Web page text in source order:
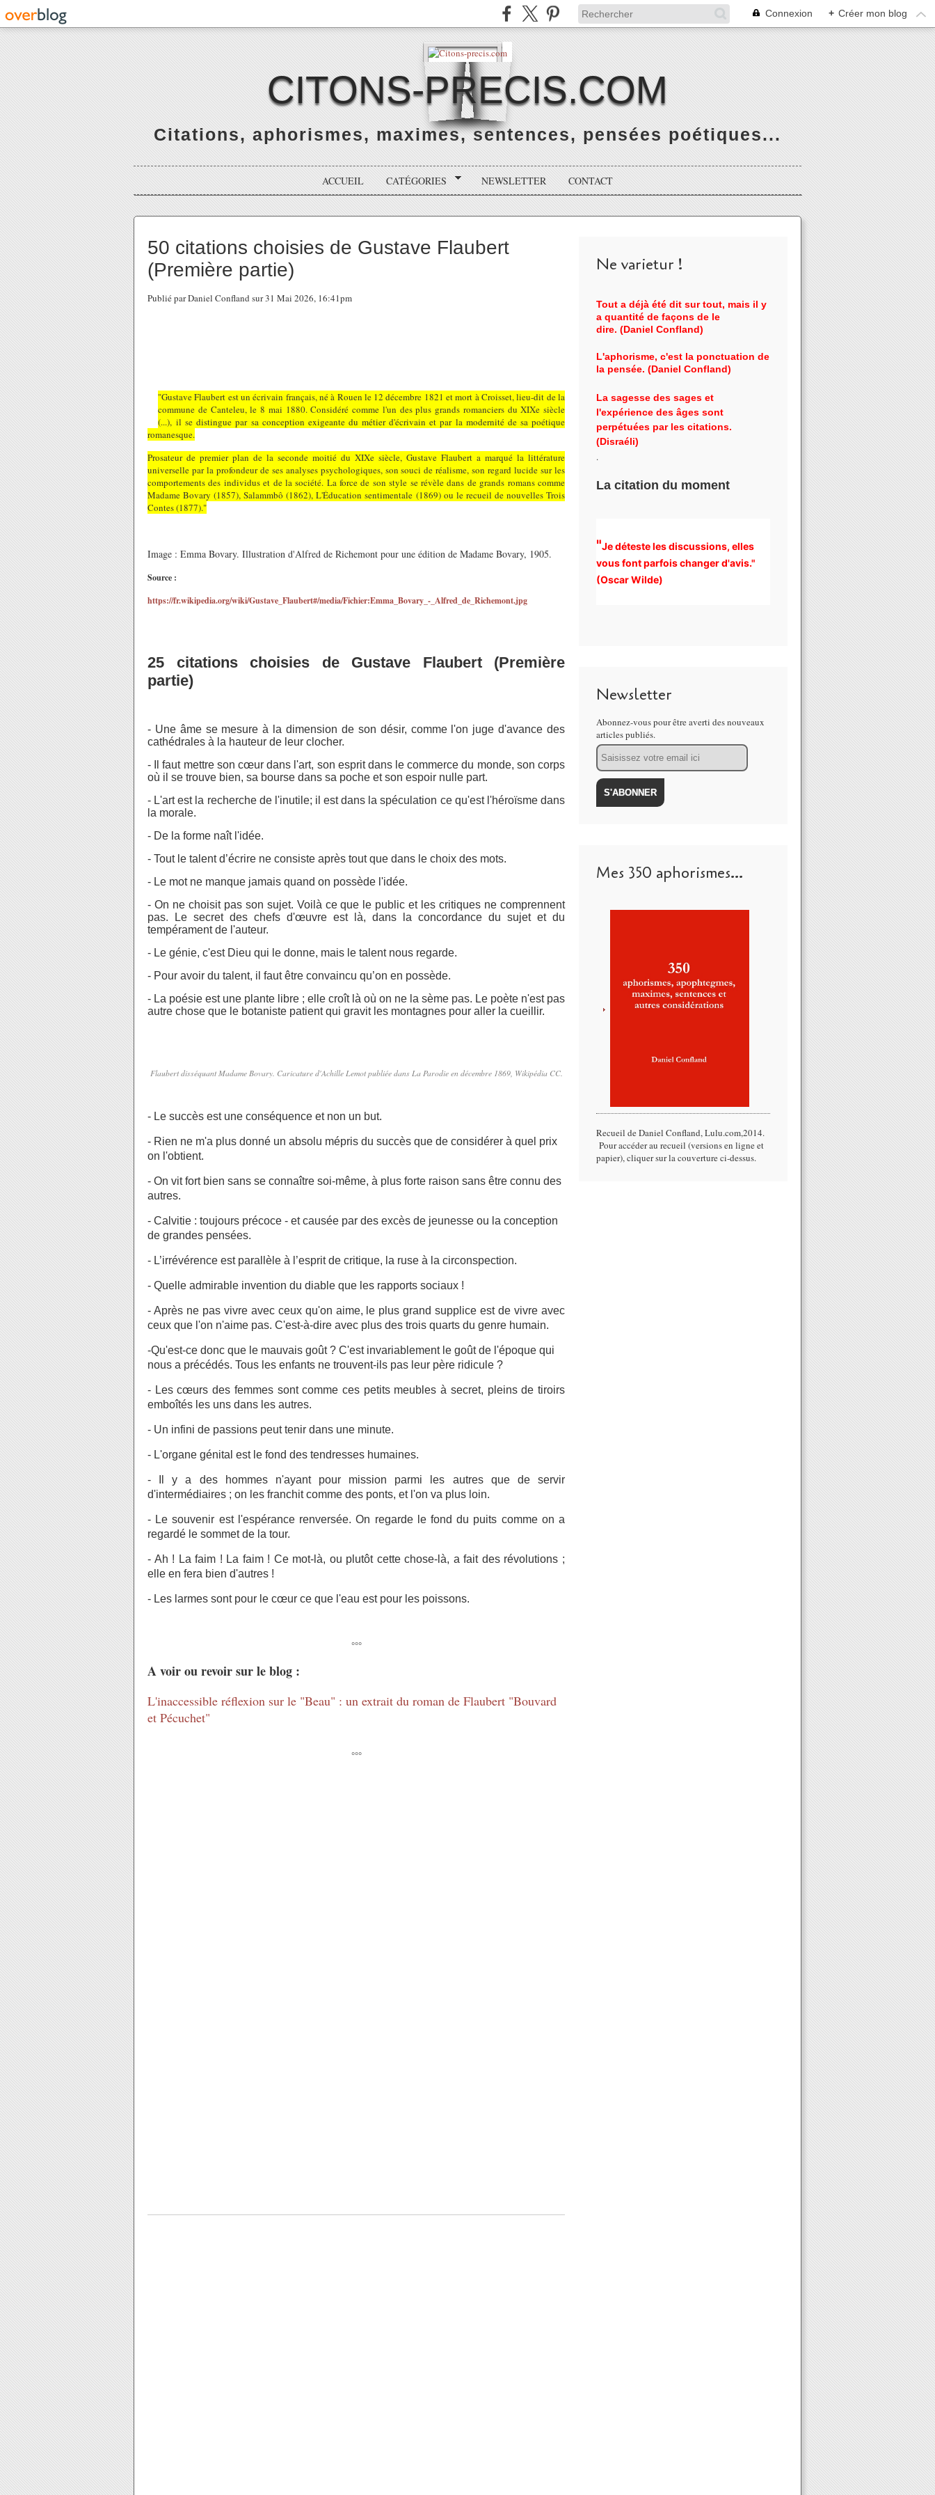
Connexion + Créer mon blog
CITONS-PRECIS.COM
Citations, aphorismes, maximes, sentences, pensées poétiques...
ACCUEIL CATÉGORIES NEWSLETTER CONTACT
50 citations choisies de Gustave Flaubert
(Première partie)
Publié par Daniel Confland sur 31 Mai 2026, 16:41pm
"Gustave Flaubert est un écrivain français, né à Rouen le 12 décembre 1821 et mort à Croisset, lieu-dit de la
commune de Canteleu, le 8 mai 1880. Considéré comme l'un des plus grands romanciers du XIXe siècle
(...), il se distingue par sa conception exigeante du métier d'écrivain et par la modernité de sa poétique
romanesque.
Prosateur de premier plan de la seconde moitié du XIXe siècle, Gustave Flaubert a marqué la littérature
universelle par la profondeur de ses analyses psychologiques, son souci de réalisme, son regard lucide sur les
comportements des individus et de la société. La force de son style se révèle dans de grands romans comme
Madame Bovary (1857), Salammbô (1862), L'Éducation sentimentale (1869) ou le recueil de nouvelles Trois
Contes (1877)."
Image : Emma Bovary. Illustration d'Alfred de Richemont pour une édition de Madame Bovary, 1905.
Source :
https://fr.wikipedia.org/wiki/Gustave_Flaubert#/media/Fichier:Emma_Bovary_-_Alfred_de_Richemont.jpg
25 citations choisies de Gustave Flaubert (Première
partie)
- Une âme se mesure à la dimension de son désir, comme l'on juge d'avance des
cathédrales à la hauteur de leur clocher.
- Il faut mettre son cœur dans l'art, son esprit dans le commerce du monde, son corps
où il se trouve bien, sa bourse dans sa poche et son espoir nulle part.
- L'art est la recherche de l'inutile; il est dans la spéculation ce qu'est l'héroïsme dans
la morale.
- De la forme naît l'idée.
- Tout le talent d’écrire ne consiste après tout que dans le choix des mots.
- Le mot ne manque jamais quand on possède l'idée.
- On ne choisit pas son sujet. Voilà ce que le public et les critiques ne comprennent
pas. Le secret des chefs d'œuvre est là, dans la concordance du sujet et du
tempérament de l'auteur.
- Le génie, c'est Dieu qui le donne, mais le talent nous regarde.
- Pour avoir du talent, il faut être convaincu qu’on en possède.
- La poésie est une plante libre ; elle croît là où on ne la sème pas. Le poète n'est pas
autre chose que le botaniste patient qui gravit les montagnes pour aller la cueillir.
Flaubert disséquant Madame Bovary. Caricature d'Achille Lemot publiée dans La Parodie en décembre 1869, Wikipédia CC.
- Le succès est une conséquence et non un but.
- Rien ne m'a plus donné un absolu mépris du succès que de considérer à quel prix
on l'obtient.
- On vit fort bien sans se connaître soi-même, à plus forte raison sans être connu des
autres.
- Calvitie : toujours précoce - et causée par des excès de jeunesse ou la conception
de grandes pensées.
- L’irrévérence est parallèle à l’esprit de critique, la ruse à la circonspection.
- Quelle admirable invention du diable que les rapports sociaux !
- Après ne pas vivre avec ceux qu'on aime, le plus grand supplice est de vivre avec
ceux que l'on n'aime pas. C'est-à-dire avec plus des trois quarts du genre humain.
-Qu'est-ce donc que le mauvais goût ? C'est invariablement le goût de l'époque qui
nous a précédés. Tous les enfants ne trouvent-ils pas leur père ridicule ?
- Les cœurs des femmes sont comme ces petits meubles à secret, pleins de tiroirs
emboîtés les uns dans les autres.
- Un infini de passions peut tenir dans une minute.
- L'organe génital est le fond des tendresses humaines.
- Il y a des hommes n'ayant pour mission parmi les autres que de servir
d'intermédiaires ; on les franchit comme des ponts, et l'on va plus loin.
- Le souvenir est l'espérance renversée. On regarde le fond du puits comme on a
regardé le sommet de la tour.
- Ah ! La faim ! La faim ! Ce mot-là, ou plutôt cette chose-là, a fait des révolutions ;
elle en fera bien d'autres !
- Les larmes sont pour le cœur ce que l'eau est pour les poissons.
°°°
A voir ou revoir sur le blog :
L'inaccessible réflexion sur le "Beau" : un extrait du roman de Flaubert "Bouvard
et Pécuchet"
°°°
Ne varietur !
Tout a déjà été dit sur tout, mais il y
a quantité de façons de le
dire. (Daniel Confland)
L'aphorisme, c'est la ponctuation de
la pensée. (Daniel Confland)
La sagesse des sages et
l'expérience des âges sont
perpétuées par les citations.
(Disraéli)
.
La citation du moment
"Je déteste les discussions, elles
vous font parfois changer d'avis."
(Oscar Wilde)
Newsletter
Abonnez-vous pour être averti des nouveaux
articles publiés.
Email
Mes 350 aphorismes...
Recueil de Daniel Confland, Lulu.com,2014.​
Pour accéder au recueil (versions en ligne et
papier), cliquer sur la couverture ci-dessus.